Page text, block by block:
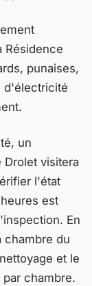
Résidence
punaises,
d'électricité
un
Drolet visitera
l'état
est
En
chambre du
et le
chambre.